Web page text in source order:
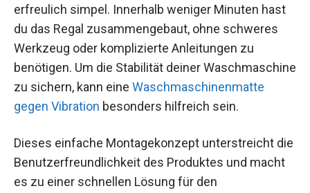
erfreulich simpel. Innerhalb weniger Minuten hast
du das Regal zusammengebaut, ohne schweres
Werkzeug oder komplizierte Anleitungen zu
benötigen. Um die Stabilität deiner Waschmaschine
zu sichern, kann eine Waschmaschinenmatte
gegen Vibration besonders hilfreich sein.
Dieses einfache Montagekonzept unterstreicht die
Benutzerfreundlichkeit des Produktes und macht
es zu einer schnellen Lösung für den